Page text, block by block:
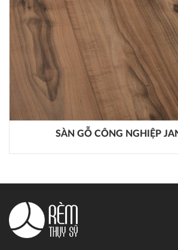
SÀN GỖ CÔNG NGHIỆP